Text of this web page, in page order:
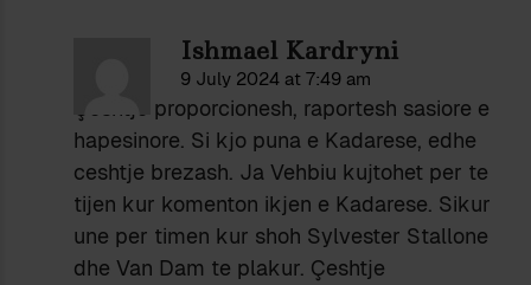
Ishmael Kardryni
9 July 2024 at 7:49 am
Çeshtje proporcionesh, raportesh sasiore e
hapesinore. Si kjo puna e Kadarese, edhe
ceshtje brezash. Ja Vehbiu kujtohet per te
tijen kur komenton ikjen e Kadarese. Sikur
une per timen kur shoh Sylvester Stallone
dhe Van Dam te plakur. Çeshtje